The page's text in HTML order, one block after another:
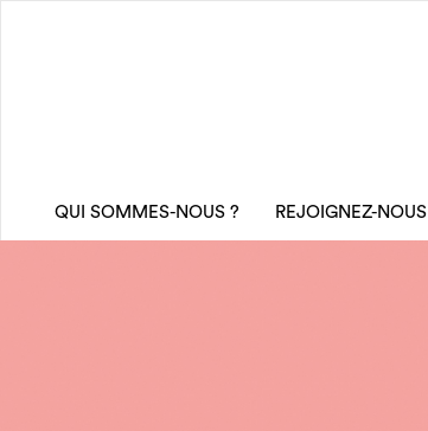
QUI SOMMES-NOUS ? REJOIGNEZ-NOUS